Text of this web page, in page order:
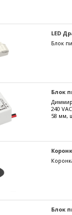
LED
Блок
Блок
240
58 мм,
Блок